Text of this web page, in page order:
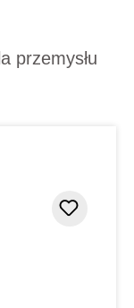
przemysłu